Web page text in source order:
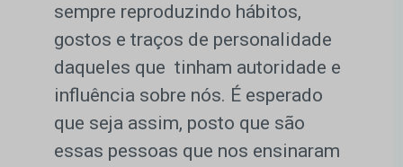
sempre reproduzindo hábitos,
gostos e traços de personalidade
daqueles que tinham autoridade e
influência sobre nós. É esperado
que seja assim, posto que são
essas pessoas que nos ensinaram